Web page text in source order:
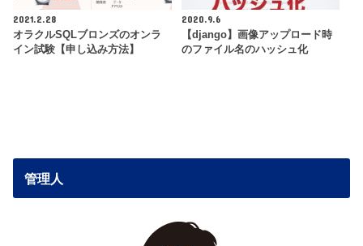
2021.2.28
オラクルSQLブロンズのオンラ
イン試験【申し込み方法】
2020.9.6
【django】画像アップロード時
のファイル名のハッシュ化
管理人